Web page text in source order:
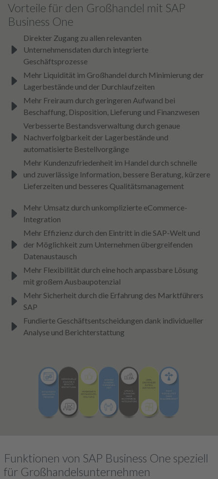
Vorteile für den Großhandel mit SAP
Business One
Direkter Zugang zu allen relevanten
Unternehmensdaten durch integrierte
Geschäftsprozesse
Mehr Liquidität im Großhandel durch Minimierung der
Lagerbestände und der Durchlaufzeiten
Mehr Freiraum durch geringeren Aufwand bei
Beschaffung, Disposition, Lieferung und Finanzwesen
Verbesserte Bestandsverwaltung durch genaue
Nachverfolgbarkeit der Lagerbestände und
automatisierte Bestellvorgänge
Mehr Kundenzufriedenheit im Handel durch schnelle
und zuverlässige Information, bessere Beratung, kürzere
Lieferzeiten und besseres Qualitätsmanagement
Mehr Umsatz durch unkomplizierte eCommerce-
Integration
Mehr Effizienz durch den Eintritt in die SAP-Welt und
der Möglichkeit zum Unternehmen übergreifenden
Datenaustausch
Mehr Flexibilität durch eine hoch anpassbare Lösung
mit großem Ausbaupotenzial
Mehr Sicherheit durch die Erfahrung des Marktführers
SAP
Fundierte Geschäftsentscheidungen dank individueller
Analyse und Berichterstattung
Funktionen von SAP Business One speziell
für Großhandelsunternehmen